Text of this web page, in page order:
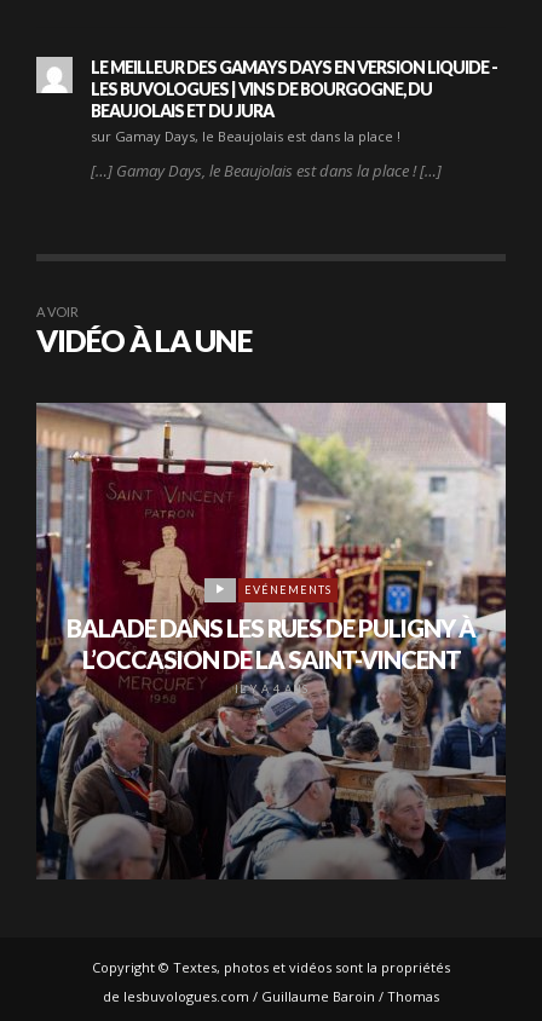
LE MEILLEUR DES GAMAYS DAYS EN VERSION LIQUIDE -
LES BUVOLOGUES | VINS DE BOURGOGNE, DU
BEAUJOLAIS ET DU JURA
sur Gamay Days, le Beaujolais est dans la place !
[…] Gamay Days, le Beaujolais est dans la place ! […]
A VOIR
VIDÉO À LA UNE
EVÉNEMENTS
BALADE DANS LES RUES DE PULIGNY À
L’OCCASION DE LA SAINT-VINCENT
IL Y A 4 ANS
Copyright © Textes, photos et vidéos sont la propriétés
de lesbuvologues.com / Guillaume Baroin / Thomas